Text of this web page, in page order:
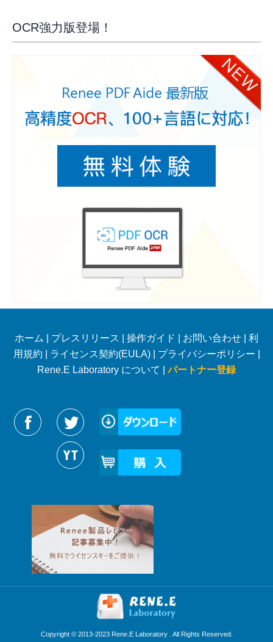
OCR強力版登場！
ホーム プレスリリース 操作ガイド お問い合わせ
利
用規約
ライセンス契約(EULA)| プライバシーポリシー
Rene.E Laboratory について |パートナー登録
Reneelabをフォローする
Copyright © 2013-2023 Rene.E Laboratory . All Rights Reserved.